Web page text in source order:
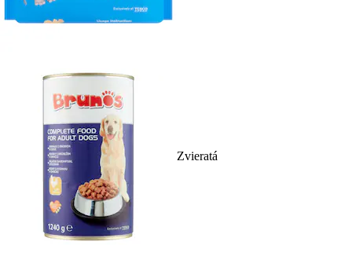
Zvieratá